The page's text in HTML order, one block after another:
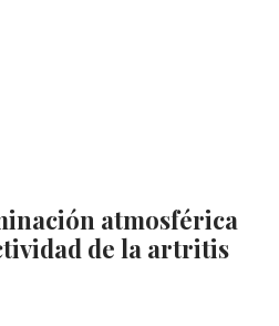
atmosférica
de la artritis